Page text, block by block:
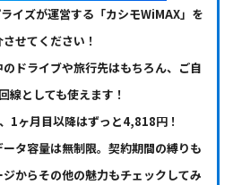
イズが運営する「カシモWiMAX」を
させてください！
ドライブや旅行先はもちろん、ご自
線としても使えます！
1ヶ月目以降はずっと4,818円！
タ容量は無制限。契約期間の縛りも
からその他の魅力もチェックしてみ